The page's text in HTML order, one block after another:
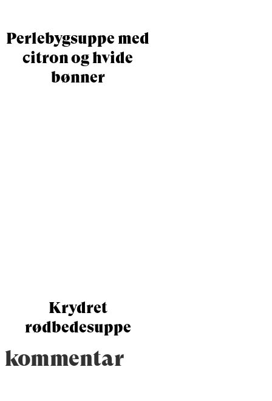
Perlebygsuppe med
citron og hvide
bønner
Krydret
rødbedesuppe
kommentar